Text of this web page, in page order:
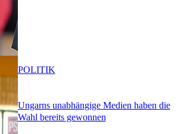
Ungarns unabhängige Medien haben die
Wahl bereits gewonnen
POLITIK